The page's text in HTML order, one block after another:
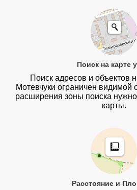
Поиск на карте
Поиск адресов и объектов
Мотевчуки ограничен видимой
расширения зоны поиска
карты.
Расстояние и